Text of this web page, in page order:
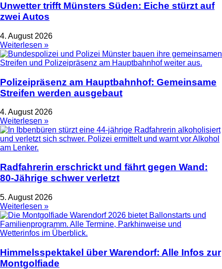
Unwetter trifft Münsters Süden: Eiche stürzt auf
zwei Autos
4. August 2026
Weiterlesen »
Polizeipräsenz am Hauptbahnhof: Gemeinsame
Streifen werden ausgebaut
4. August 2026
Weiterlesen »
Radfahrerin erschrickt und fährt gegen Wand:
80-Jährige schwer verletzt
5. August 2026
Weiterlesen »
Himmelsspektakel über Warendorf: Alle Infos zur
Montgolfiade